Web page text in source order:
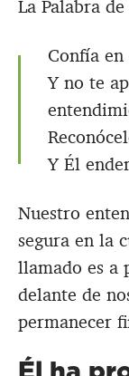
La Palabra
Confía
Y no te
Y Él
Nuestro
segura en la
llamado es a
delante de
permanecer